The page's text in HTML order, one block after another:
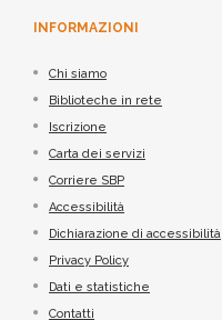
INFORMAZIONI
Chi siamo
Biblioteche in rete
Iscrizione
Carta dei servizi
Corriere SBP
Accessibilità
Dichiarazione di accessibilità
Privacy Policy
Dati e statistiche
Contatti